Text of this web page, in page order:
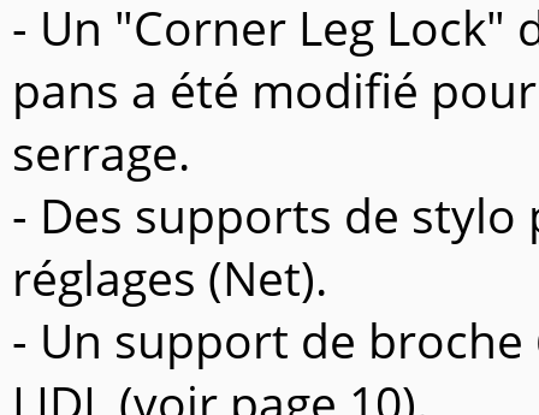
- Un "Corner Leg
pans a été modifié
serrage.
- Des supports de
réglages (Net).
- Un support de